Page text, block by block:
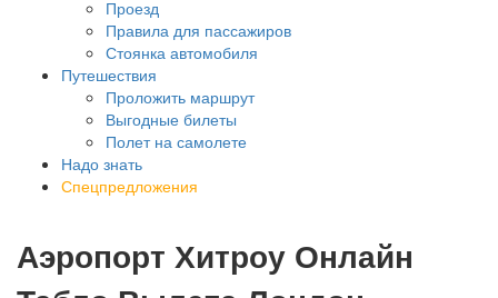
Проезд
Правила для пассажиров
Стоянка автомобиля
Путешествия
Проложить маршрут
Выгодные билеты
Полет на самолете
Надо знать
Спецпредложения
Аэропорт Хитроу Онлайн